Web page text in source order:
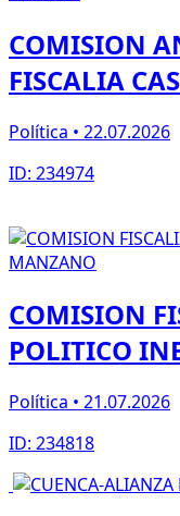
COMISION
FISCALIA
Política • 22.07.2026
ID: 234974
COMISION
POLITICO
Política • 21.07.2026
ID: 234818